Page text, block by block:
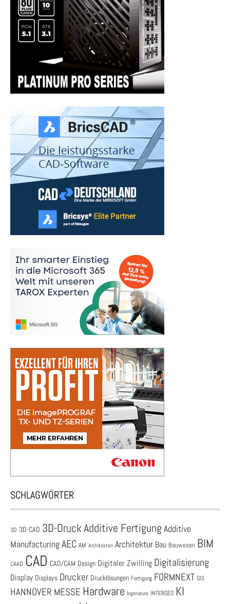
SCHLAGWÖRTER
3D 3D-CAD 3D-DruckAdditive Fertigung Additive
ManufacturingAEC AM Architekten Architektur Bau Bauwesen BIM
CAAD CAD CAD/CAM Design Digitaler Zwilling Digitalisierung
Display Displays Drucker Drucklösungen Fertigung FORMNEXT GIS
HANNOVER MESSE Hardware Ingenieure INTERGEO KI